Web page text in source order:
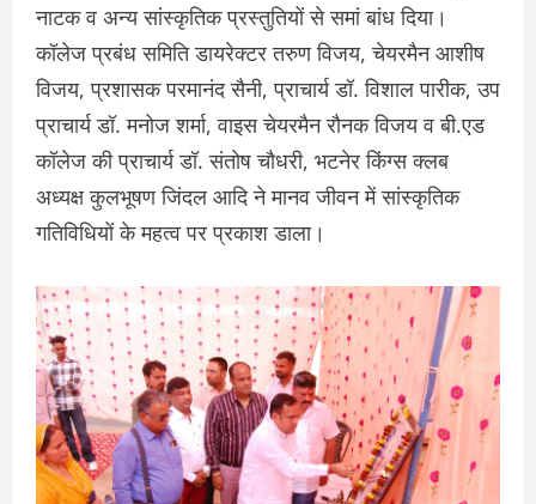
नाटक व अन्य सांस्कृतिक प्रस्तुतियों से समां बांध दिया।
कॉलेज प्रबंध समिति डायरेक्टर तरुण विजय, चेयरमैन आशीष
विजय, प्रशासक परमानंद सैनी, प्राचार्य डॉ. विशाल पारीक, उप
प्राचार्य डॉ. मनोज शर्मा, वाइस चेयरमैन रौनक विजय व बी.एड
कॉलेज की प्राचार्य डॉ. संतोष चौधरी, भटनेर किंग्स क्लब
अध्यक्ष कुलभूषण जिंदल आदि ने मानव जीवन में सांस्कृतिक
गतिविधियों के महत्व पर प्रकाश डाला।